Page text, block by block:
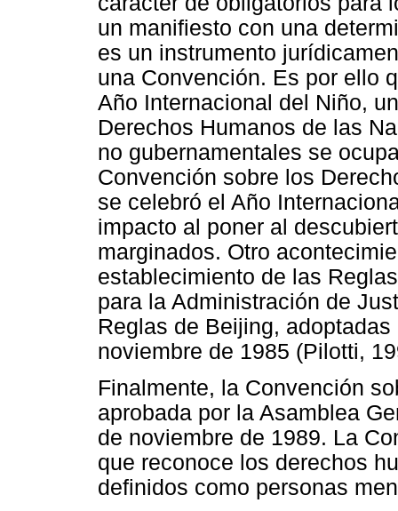
un manifiesto con una
es un instrumento
una Convención. Es por ello
Año Internacional del Niño,
Derechos Humanos de las
no gubernamentales se
Convención sobre los
se celebró el Año
impacto al poner al
marginados. Otro
establecimiento de las
para la Administración de
Reglas de Beijing,
noviembre de 1985 (Pilotti,
Finalmente, la Convención
aprobada por la Asamblea
de noviembre de 1989. La
que reconoce los derechos
definidos como personas